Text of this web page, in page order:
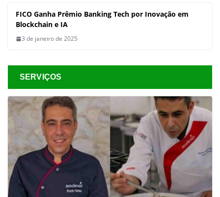
FICO Ganha Prêmio Banking Tech por Inovação em
Blockchain e IA
3 de janeiro de 2025
SERVIÇOS